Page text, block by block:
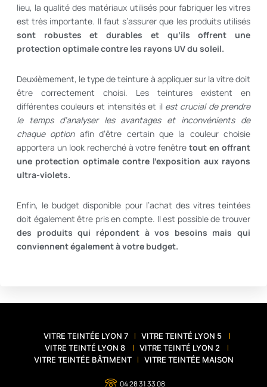
lieu, la qualité des matériaux utilisés pour fabriquer les vitres
est très importante. Il faut s’assurer que les produits utilisés
sont robustes et durables et qu’ils offrent une
protection optimale contre les rayons UV du soleil.
Deuxièmement, le type de teinture à appliquer sur la vitre doit
être correctement choisi. Les teintures existent en
différentes couleurs et intensités et il est crucial de prendre
le temps d’analyser les avantages et inconvénients de
chaque optionafin d’être certain que la couleur choisie
apportera un look recherché à votre fenêtretout en offrant
une protection optimale contre l’exposition aux rayons
ultra-violets.
Enfin, le budget disponible pour l’achat des vitres teintées
doit également être pris en compte. Il est possible de trouver
des produits qui répondent à vos besoins mais qui
conviennent également à votre budget.
VITRE TEINTÉE LYON 7
VITRE TEINTÉ LYON 5
VITRE TEINTÉ LYON 8
VITRE TEINTÉ LYON 2
VITRE TEINTÉE BÂTIMENT
VITRE TEINTÉE MAISON
04 28 31 33 08